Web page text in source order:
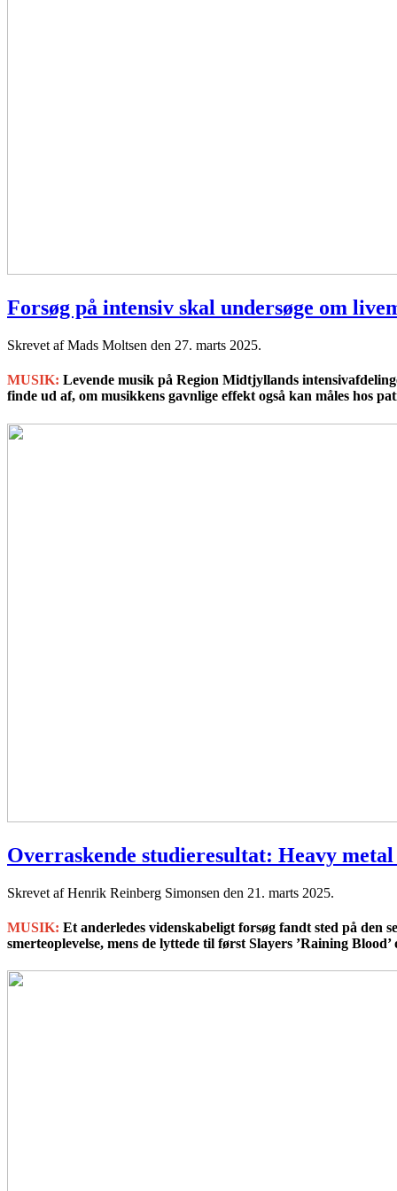
Forsøg på intensiv skal undersøge om
Skrevet af Mads Moltsen den 27. marts 2025.
MUSIK: Levende musik på Region Midtjyllands
finde ud af, om musikkens gavnlige effekt også kan måles hos
Overraskende studieresultat: Heavy
Skrevet af Henrik Reinberg Simonsen den 21. marts 2025.
MUSIK: Et anderledes videnskabeligt forsøg fandt sted på den
smerteoplevelse, mens de lyttede til først Slayers ’Raining